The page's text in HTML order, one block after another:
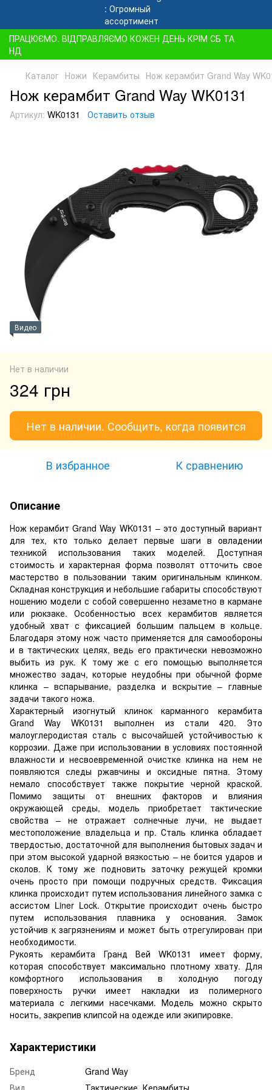
ПРАЦЮЄМО. ВІДПРАВЛЯЄМО КОЖЕН ДЕНЬ КРІМ СБ ТА
НД
Каталог Ножи Керамбиты Нож керамбит Grand Way
Нож керамбит Grand Way WK0131
Артикул: WK0131 Оставить отзыв
Видео
Нет в наличии
324 грн
Нет в наличии. Сообщить, когда появится
В избранное К сравнению
Описание
Нож керамбит Grand Way WK0131 – это доступный вариант
для тех, кто только делает первые шаги в овладении
техникой использования таких моделей. Доступная
стоимость и характерная форма позволят отточить свое
мастерство в пользовании таким оригинальным клинком.
Складная конструкция и небольшие габариты способствуют
ношению модели с собой совершенно незаметно в кармане
или рюкзаке. Особенностью всех керамбитов является
удобный хват с фиксацией большим пальцем в кольце.
Благодаря этому нож часто применяется для самообороны
и в тактических целях, ведь его практически невозможно
выбить из рук. К тому же с его помощью выполняется
множество задач, которые неудобны при обычной форме
клинка – вспарывание, разделка и вскрытие – главные
задачи такого ножа.
Характерный изогнутый клинок карманного керамбита
Grand Way WK0131 выполнен из стали 420. Это
малоуглеродистая сталь с высочайшей устойчивостью к
коррозии. Даже при использовании в условиях постоянной
влажности и несвоевременной очистке клинка на нем не
появляются следы ржавчины и оксидные пятна. Этому
немало способствует также покрытие черной краской.
Помимо защиты от внешних факторов и влияния
окружающей среды, модель приобретает тактические
свойства – не отражает солнечные лучи, не выдает
местоположение владельца и пр. Сталь клинка обладает
твердостью, достаточной для выполнения бытовых задач и
при этом высокой ударной вязкостью – не боится ударов и
сколов. К тому же подновить заточку режущей кромки
очень просто при помощи подручных средств. Фиксация
клинка происходит путем использования линейного замка с
ассистом Liner Lock. Открытие происходит очень быстро
путем использования плавника у основания. Замок
устойчив к загрязнениям и может быть отрегулирован при
необходимости.
Рукоять керамбита Гранд Вей WK0131 имеет форму,
которая способствует максимально плотному хвату. Для
комфортного использования в холодную погоду
поверхность ручки имеет накладки из полимерного
материала с легкими насечками. Модель можно скрыто
носить, закрепив клипсой на одежде или экипировке.
Характеристики
Бренд
Grand Way
Вид
Тактические, Керамбиты